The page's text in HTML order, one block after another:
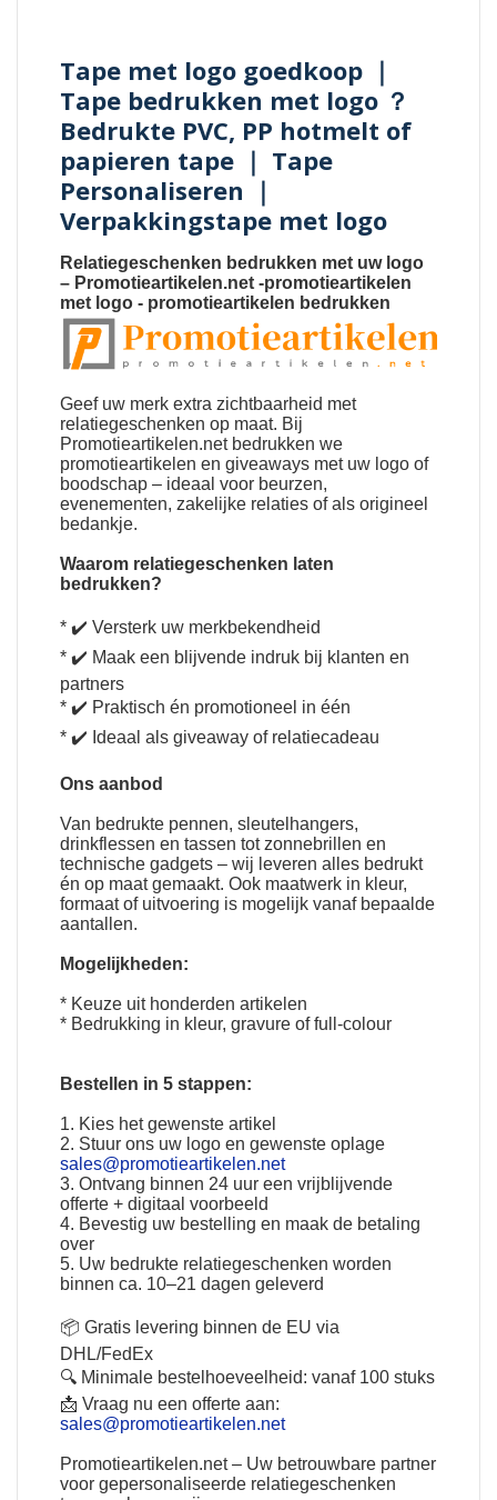
Tape met logo goedkoop ｜
Tape bedrukken met logo ？
Bedrukte PVC, PP hotmelt of
papieren tape ｜ Tape
Personaliseren ｜
Verpakkingstape met logo
Relatiegeschenken bedrukken met uw logo
– Promotieartikelen.net -promotieartikelen
met logo - promotieartikelen bedrukken
Geef uw merk extra zichtbaarheid met
relatiegeschenken op maat. Bij
Promotieartikelen.net bedrukken we
promotieartikelen en giveaways met uw logo of
boodschap – ideaal voor beurzen,
evenementen, zakelijke relaties of als origineel
bedankje.
Waarom relatiegeschenken laten
bedrukken?
* ✔️ Versterk uw merkbekendheid
* ✔️ Maak een blijvende indruk bij klanten en
partners
* ✔️ Praktisch én promotioneel in één
* ✔️ Ideaal als giveaway of relatiecadeau
Ons aanbod
Van bedrukte pennen, sleutelhangers,
drinkflessen en tassen tot zonnebrillen en
technische gadgets – wij leveren alles bedrukt
én op maat gemaakt. Ook maatwerk in kleur,
formaat of uitvoering is mogelijk vanaf bepaalde
aantallen.
Mogelijkheden:
* Keuze uit honderden artikelen
* Bedrukking in kleur, gravure of full-colour
Bestellen in 5 stappen:
1. Kies het gewenste artikel
2. Stuur ons uw logo en gewenste oplage
sales@promotieartikelen.net
3. Ontvang binnen 24 uur een vrijblijvende
offerte + digitaal voorbeeld
4. Bevestig uw bestelling en maak de betaling
over
5. Uw bedrukte relatiegeschenken worden
binnen ca. 10–21 dagen geleverd
📦 Gratis levering binnen de EU via
DHL/FedEx
🔍 Minimale bestelhoeveelheid: vanaf 100 stuks
📩 Vraag nu een offerte aan:
sales@promotieartikelen.net
Promotieartikelen.net– Uw betrouwbare partner
voor gepersonaliseerde relatiegeschenken